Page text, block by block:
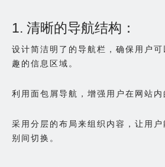
1. 清晰的导航结构：
设计简洁明了的导航栏，确保用户
趣的信息区域。
利用面包屑导航，增强用户在网站内
采用分层的布局来组织内容，让用
别间切换。